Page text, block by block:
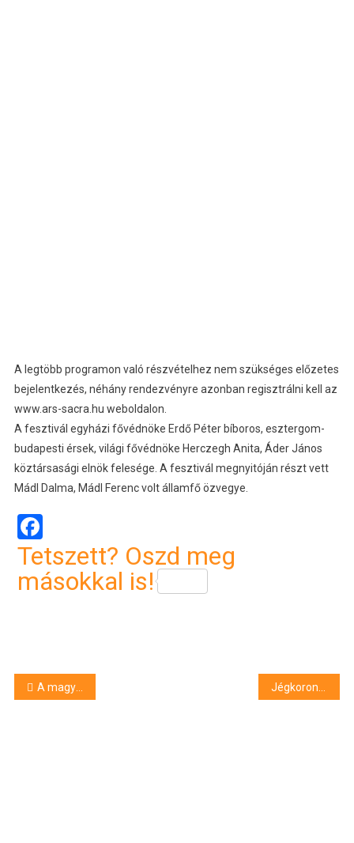
A legtöbb programon való részvételhez nem szükséges előzetes
bejelentkezés, néhány rendezvényre azonban regisztrálni kell az
www.ars-sacra.hu weboldalon.
A fesztivál egyházi fővédnöke Erdő Péter bíboros, esztergom-
budapesti érsek, világi fővédnöke Herczegh Anita, Áder János
köztársasági elnök felesége. A fesztivál megnyitóján részt vett
Mádl Dalma, Mádl Ferenc volt államfő özvegye.
Facebook
Tetszett? Oszd meg
másokkal is!
Bejegyzés
A magyar dráma napja – Debrecenben is